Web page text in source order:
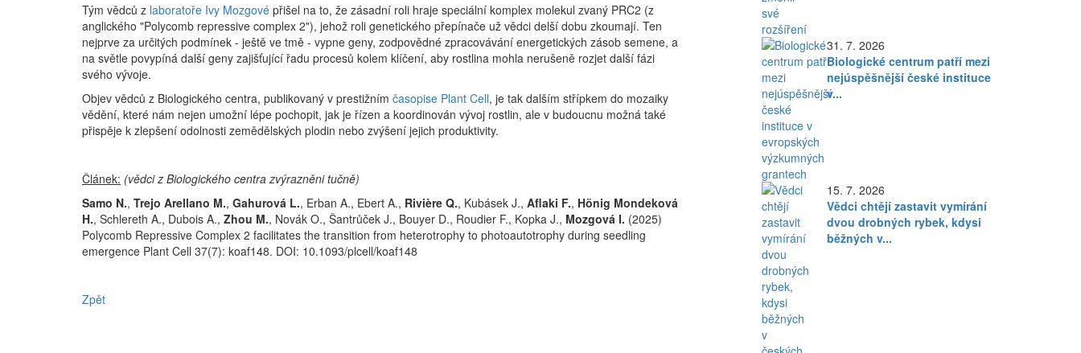
Tým vědců z laboratoře Ivy Mozgové přišel na to, že zásadní roli hraje speciální komplex molekul zvaný PRC2 (z
anglického "Polycomb repressive complex 2"), jehož roli genetického přepínače už vědci delší dobu zkoumají. Ten
nejprve za určitých podmínek - ještě ve tmě - vypne geny, zodpovědné zpracovávání energetických zásob semene, a
na světle povypíná další geny zajišťující řadu procesů kolem klíčení, aby rostlina mohla nerušeně rozjet další fázi
svého vývoje.
Objev vědců z Biologického centra, publikovaný v prestižním časopise Plant Cell, je tak dalším střípkem do mozaiky
vědění, které nám nejen umožní lépe pochopit, jak je řízen a koordinován vývoj rostlin, ale v budoucnu možná také
přispěje k zlepšení odolnosti zemědělských plodin nebo zvýšení jejich produktivity.
Článek: (vědci z Biologického centra zvýrazněni tučně)
Samo N., Trejo Arellano M., Gahurová L., Erban A., Ebert A., Rivière Q., Kubásek J., Aflaki F., Hönig Mondeková
H., Schlereth A., Dubois A., Zhou M., Novák O., Šantrůček J., Bouyer D., Roudier F., Kopka J., Mozgová I. (2025)
Polycomb Repressive Complex 2 facilitates the transition from heterotrophy to photoautotrophy during seedling
emergence Plant Cell 37(7): koaf148. DOI: 10.1093/plcell/koaf148
Zpět
31. 7. 2026
Biologické centrum patří mezi
nejúspěšnější české instituce
v...
15. 7. 2026
Vědci chtějí zastavit vymírání
dvou drobných rybek, kdysi
běžných v...